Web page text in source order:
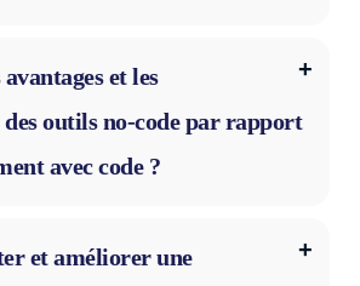
et les
outils no-code par rapport
avec code ?
et améliorer une